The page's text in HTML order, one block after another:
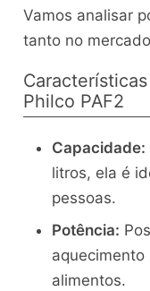
Vamos analisar
tanto no
Philco PAF2
Capacidade:
litros, ela é
pessoas.
Potência:
alimentos.